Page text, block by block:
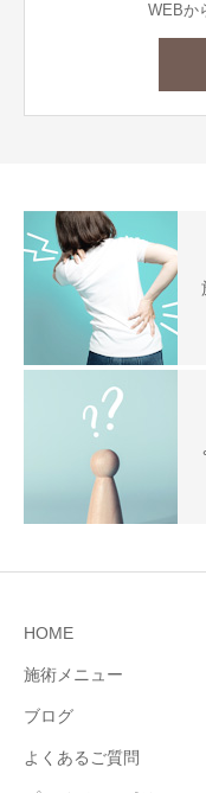
WEBか
HOME
施術メニュー
ブログ
よくあるご質問